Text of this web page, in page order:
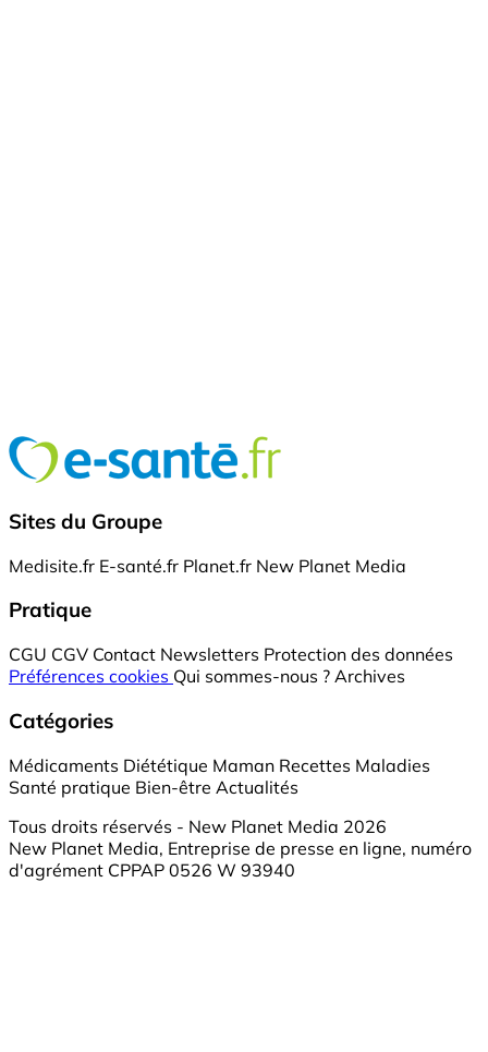
Sites du Groupe
Medisite.fr E-santé.fr Planet.fr New Planet Media
Pratique
CGU CGV Contact Newsletters Protection des données
Préférences cookies Qui sommes-nous ? Archives
Catégories
Médicaments Diététique Maman Recettes Maladies
Santé pratique Bien-être Actualités
Tous droits réservés - New Planet Media 2026
New Planet Media, Entreprise de presse en ligne, numéro
d'agrément CPPAP 0526 W 93940